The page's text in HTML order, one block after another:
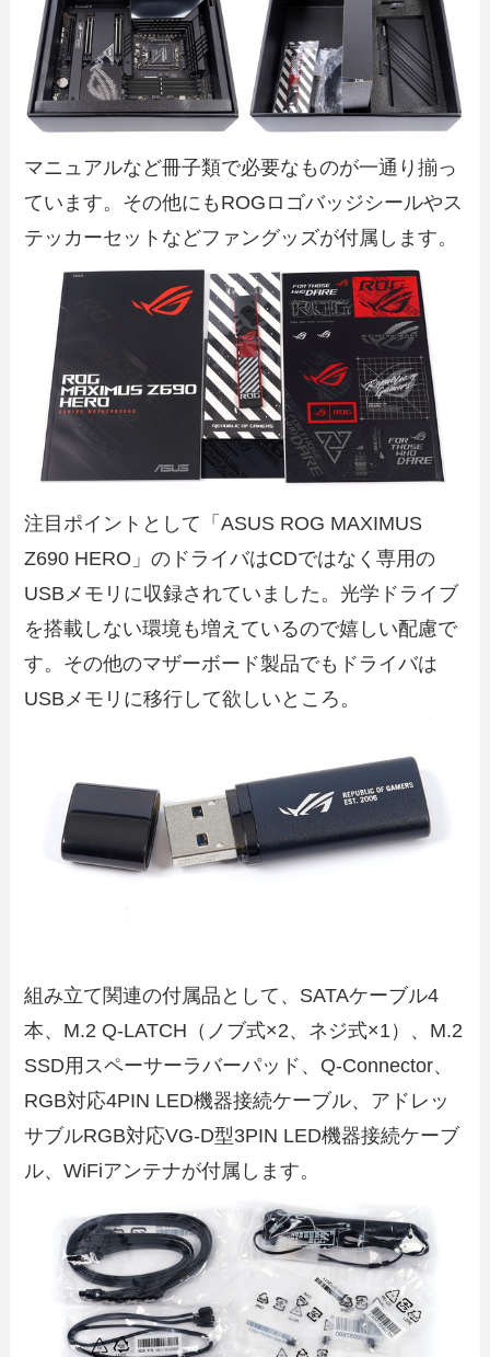
マニュアルなど冊子類で必要なものが一通り揃っ
ています。その他にもROGロゴバッジシールやス
テッカーセットなどファングッズが付属します。
注目ポイントとして「ASUS ROG MAXIMUS
Z690 HERO」のドライバはCDではなく専用の
USBメモリに収録されていました。光学ドライブ
を搭載しない環境も増えているので嬉しい配慮で
す。その他のマザーボード製品でもドライバは
USBメモリに移行して欲しいところ。
組み立て関連の付属品として、SATAケーブル4
本、M.2 Q-LATCH（ノブ式×2、ネジ式×1）、M.2
SSD用スペーサーラバーパッド、Q-Connector、
RGB対応4PIN LED機器接続ケーブル、アドレッ
サブルRGB対応VG-D型3PIN LED機器接続ケーブ
ル、WiFiアンテナが付属します。